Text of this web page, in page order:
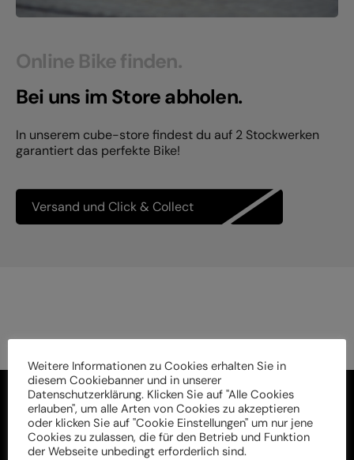
Online Bike finden.
Bei uns im Store abholen.
In unserem cube-store findest du auf 2 Stockwerken
garantiert das perfekte Bike!
Versand und Click & Collect
Weitere Informationen zu Cookies erhalten Sie in
diesem Cookiebanner und in unserer
Datenschutzerklärung. Klicken Sie auf "Alle Cookies
erlauben", um alle Arten von Cookies zu akzeptieren
oder klicken Sie auf "Cookie Einstellungen" um nur jene
Cookies zu zulassen, die für den Betrieb und Funktion
der Webseite unbedingt erforderlich sind.